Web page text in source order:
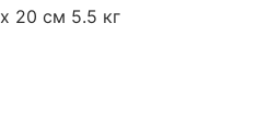
20 см 5.5 кг